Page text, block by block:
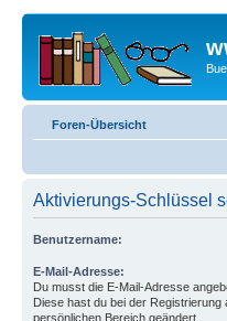
Foren-Übersicht
Aktivierungs-Schlüssel
Benutzername:
E-Mail-Adresse:
Du musst die E-Mail-Adresse
Diese hast du bei der
persönlichen Bereich geändert.